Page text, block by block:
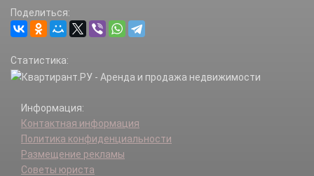
Поделиться:
Статистика:
Информация:
Контактная информация
Политика конфиденциальности
Размещение рекламы
Советы юриста